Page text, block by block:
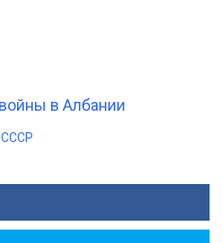
в Албании
СССР